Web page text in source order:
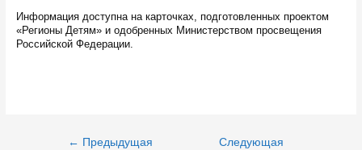
Информация доступна на карточках, подготовленных проектом
«Регионы Детям» и одобренных Министерством просвещения
Российской Федерации.
Навигация
← Предыдущая
Следующая